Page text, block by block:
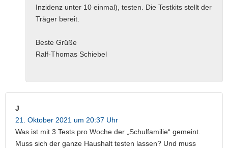
Inzidenz unter 10 einmal), testen. Die Testkits stellt der
Träger bereit.
Beste Grüße
Ralf-Thomas Schiebel
J
21. Oktober 2021 um 20:37 Uhr
Was ist mit 3 Tests pro Woche der „Schulfamilie“ gemeint.
Muss sich der ganze Haushalt testen lassen? Und muss